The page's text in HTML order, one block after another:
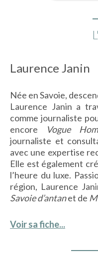
Laurence Janin
Née en Savoie,
Laurence Janin a
comme journaliste
encore
Vogue
journaliste et
avec une expertise
Elle est également
l’heure du luxe.
région, Laurence
Savoie d’antanet de
Voir sa fiche...